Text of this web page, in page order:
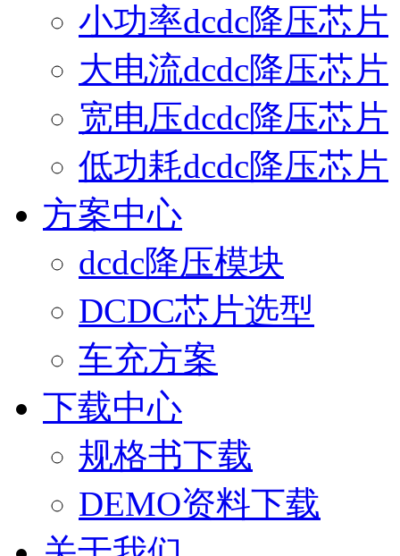
小功率dcdc降压芯片
大电流dcdc降压芯片
宽电压dcdc降压芯片
低功耗dcdc降压芯片
方案中心
dcdc降压模块
DCDC芯片选型
车充方案
下载中心
规格书下载
DEMO资料下载